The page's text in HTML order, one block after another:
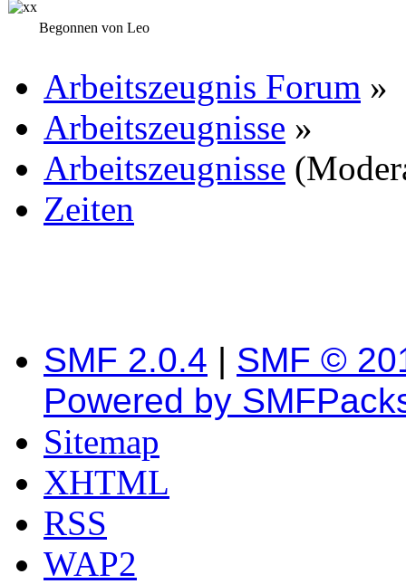
Begonnen von Leo
Arbeitszeugnis Forum »
Arbeitszeugnisse »
Arbeitszeugnisse
Zeiten
SMF 2.0.4 | SMF ©
Powered by
Sitemap
XHTML
RSS
WAP2